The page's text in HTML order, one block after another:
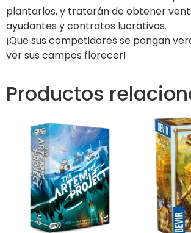
plantarlos, y tratarán de obtener
ayudantes y contratos lucrativos.
¡Que sus competidores se pongan
ver sus campos florecer!
Productos